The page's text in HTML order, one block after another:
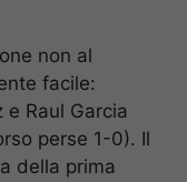
non al
facile:
e Raul Garcia
perse 1-0). Il
della prima